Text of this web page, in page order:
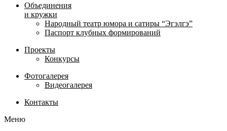
Объединения
и кружки
Народный театр юмора и сатиры “Эгэлгэ”
Паспорт клубных формирований
Проекты
Конкурсы
Фотогалерея
Видеогалерея
Контакты
Меню